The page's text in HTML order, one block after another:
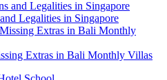
Legalities in Singapore
Extras in Bali Monthly Villas